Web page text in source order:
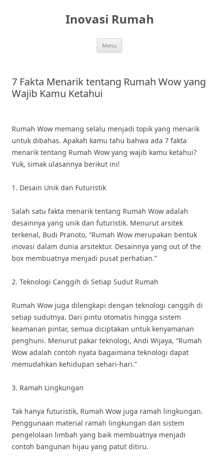
Inovasi Rumah
Menu
7 Fakta Menarik tentang Rumah Wow yang
Wajib Kamu Ketahui
Rumah Wow memang selalu menjadi topik yang menarik
untuk dibahas. Apakah kamu tahu bahwa ada 7 fakta
menarik tentang Rumah Wow yang wajib kamu ketahui?
Yuk, simak ulasannya berikut ini!
1. Desain Unik dan Futuristik
Salah satu fakta menarik tentang Rumah Wow adalah
desainnya yang unik dan futuristik. Menurut arsitek
terkenal, Budi Pranoto, “Rumah Wow merupakan bentuk
inovasi dalam dunia arsitektur. Desainnya yang out of the
box membuatnya menjadi pusat perhatian.”
2. Teknologi Canggih di Setiap Sudut Rumah
Rumah Wow juga dilengkapi dengan teknologi canggih di
setiap sudutnya. Dari pintu otomatis hingga sistem
keamanan pintar, semua diciptakan untuk kenyamanan
penghuni. Menurut pakar teknologi, Andi Wijaya, “Rumah
Wow adalah contoh nyata bagaimana teknologi dapat
memudahkan kehidupan sehari-hari.”
3. Ramah Lingkungan
Tak hanya futuristik, Rumah Wow juga ramah lingkungan.
Penggunaan material ramah lingkungan dan sistem
pengelolaan limbah yang baik membuatnya menjadi
contoh bangunan hijau yang patut ditiru.